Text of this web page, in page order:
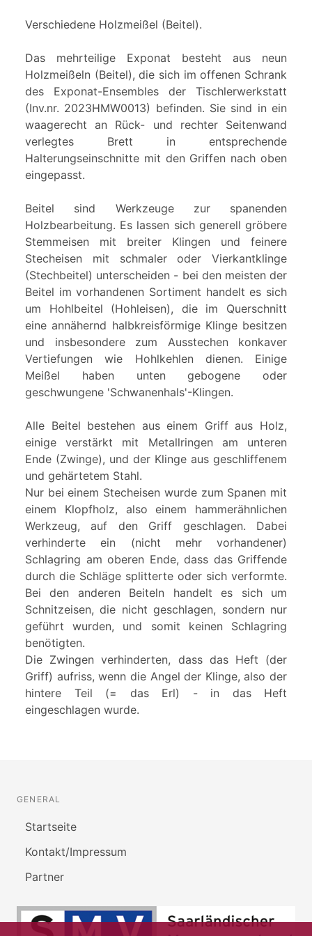
Verschiedene Holzmeißel (Beitel).
Das mehrteilige Exponat besteht aus neun
Holzmeißeln (Beitel), die sich im offenen Schrank
des Exponat-Ensembles der Tischlerwerkstatt
(Inv.nr. 2023HMW0013) befinden. Sie sind in ein
waagerecht an Rück- und rechter Seitenwand
verlegtes Brett in entsprechende
Halterungseinschnitte mit den Griffen nach oben
eingepasst.
Beitel sind Werkzeuge zur spanenden
Holzbearbeitung. Es lassen sich generell gröbere
Stemmeisen mit breiter Klingen und feinere
Stecheisen mit schmaler oder Vierkantklinge
(Stechbeitel) unterscheiden - bei den meisten der
Beitel im vorhandenen Sortiment handelt es sich
um Hohlbeitel (Hohleisen), die im Querschnitt
eine annähernd halbkreisförmige Klinge besitzen
und insbesondere zum Ausstechen konkaver
Vertiefungen wie Hohlkehlen dienen. Einige
Meißel haben unten gebogene oder
geschwungene 'Schwanenhals'-Klingen.
Alle Beitel bestehen aus einem Griff aus Holz,
einige verstärkt mit Metallringen am unteren
Ende (Zwinge), und der Klinge aus geschliffenem
und gehärtetem Stahl.
Nur bei einem Stecheisen wurde zum Spanen mit
einem Klopfholz, also einem hammerähnlichen
Werkzeug, auf den Griff geschlagen. Dabei
verhinderte ein (nicht mehr vorhandener)
Schlagring am oberen Ende, dass das Griffende
durch die Schläge splitterte oder sich verformte.
Bei den anderen Beiteln handelt es sich um
Schnitzeisen, die nicht geschlagen, sondern nur
geführt wurden, und somit keinen Schlagring
benötigten.
Die Zwingen verhinderten, dass das Heft (der
Griff) aufriss, wenn die Angel der Klinge, also der
hintere Teil (= das Erl) - in das Heft
eingeschlagen wurde.
GENERAL
Startseite
Kontakt/Impressum
Partner